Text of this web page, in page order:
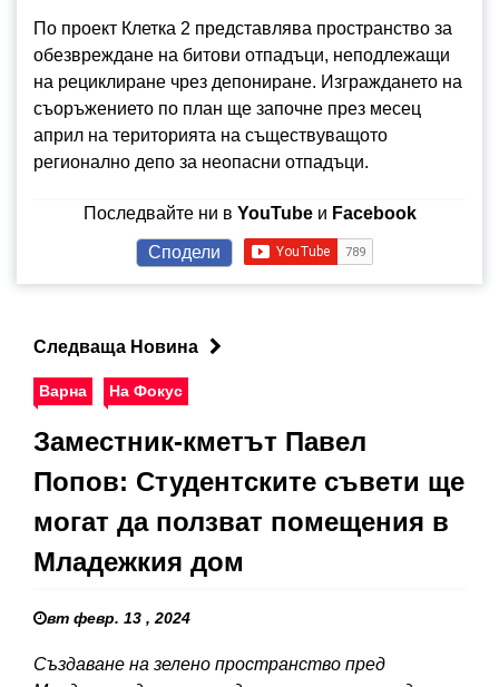
По проект Клетка 2 представлява пространство за
обезвреждане на битови отпадъци, неподлежащи
на рециклиране чрез депониране. Изграждането на
съоръжението по план ще започне през месец
април на територията на съществуващото
регионално депо за неопасни отпадъци.
Последвайте ни в YouTubeи Facebook
Сподели
Следваща Новина
Варна На Фокус
Заместник-кметът Павел
Попов: Студентските съвети ще
могат да ползват помещения в
Младежкия дом
вт февр. 13 , 2024
Създаване на зелено пространство пред